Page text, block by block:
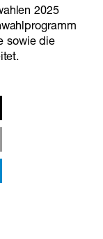
2025
sowie die